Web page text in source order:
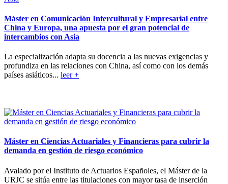
Máster en Comunicación Intercultural y Empresarial entre
China y Europa, una apuesta por el gran potencial de
intercambios con Asia
La especialización adapta su docencia a las nuevas exigencias y
profundiza en las relaciones con China, así como con los demás
países asiáticos... leer +
Máster en Ciencias Actuariales y Financieras para cubrir la
demanda en gestión de riesgo económico
Avalado por el Instituto de Actuarios Españoles, el Máster de la
URJC se sitúa entre las titulaciones con mayor tasa de inserción